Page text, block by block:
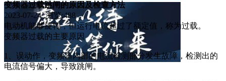
变频器过载跳闸的原因及检查方法
2023-07-24 浏览:488
电动机能够旋转，但运行电流超过了额定值，称为过载。
变频器过载的主要原因
1、误动作，变频器内部的电流检测部分发生故障，检测出的
电流信号偏大，导致跳闸。